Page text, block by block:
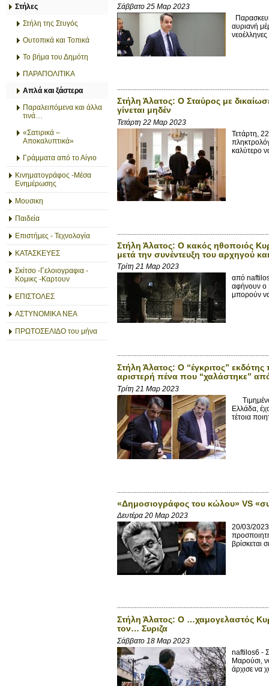
Στήλες
Στήλη της Στυγός
Ουτοπικά και Τοπικά
Το βήμα του Δημότη
ΠΑΡΑΠΟΛΙΤΙΚΑ
Απλά και ξάστερα
Παραλειπόμενα και άλλα
τινά…
«Σατιρικά –
Αποκαλυπτικά»
Γράμματα από το Αίγιο
Κινηματογράφος -Μέσα
Ενημέρωσης
Μουσικη
Παιδεία
Επιστήμες - Τεχνολογία
ΚΑΤΑΣΚΕΥΕΣ
Σκίτσο -Γελοιογραφια -
Κομικς -Καρτουν
ΕΠΙΣΤΟΛΕΣ
ΑΣΤΥΝΟΜΙΚΑ ΝΕΑ
ΠΡΩΤΟΣΕΛΙΔΟ του μήνα
Σάββατο 25 Μαρ 2023
αυριανή
Στήλη Άλατος: Ο Σταύρος με
γίνεται μηδέν
Τετάρτη 22 Μαρ 2023
Τετάρτη,
καλύτερο
Στήλη Άλατος: Ο κακός ηθοποιός
μετά την συνέντευξη του αρχηγού
Τρίτη 21 Μαρ 2023
από
αφήνουν ο
μπορούν
Στήλη Άλατος: Ο “έγκριτος”
αριστερή πένα που “χαλάστηκε”
Τρίτη 21 Μαρ 2023
Ελλάδα,
τέτοια
«Δημοσιογράφος του κώλου» VS
Δευτέρα 20 Μαρ 2023
20/03/2023
βρίσκεται
Στήλη Άλατος: Ο …χαμογελαστός
τον… Συριζα
Σάββατο 18 Μαρ 2023
naftilos6 -
Μαρούσι,
άρχισε να